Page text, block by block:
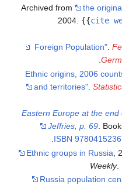
Archived from
the
2004 {{cite
.
.
"Ethnic origins, 2006
and territories" .
''Eastern Europe at the
Jeffries, p. 69 .
ISBN
Ethnic groups in Russia ,
Weekly.
Russia population